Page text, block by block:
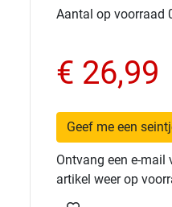
Aantal op voorraad
€ 26,99
Geef me een
Ontvang een e-mail
artikel weer op